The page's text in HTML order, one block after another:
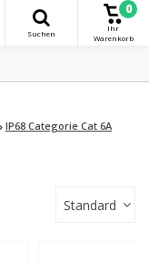
Suchen
0
Ihr
Warenkorb
IP68 Categorie Cat 6A
Standard